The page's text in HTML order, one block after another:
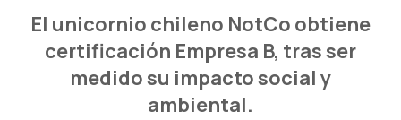
El unicornio chileno NotCo obtiene
certificación Empresa B, tras ser
medido su impacto social y
ambiental.